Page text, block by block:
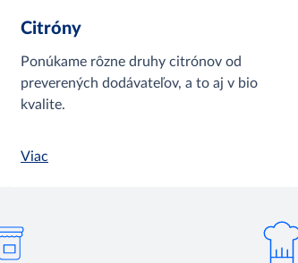
Citróny
Ponúkame rôzne druhy citrónov od
preverených dodávateľov, a to aj v bio
kvalite.
Viac